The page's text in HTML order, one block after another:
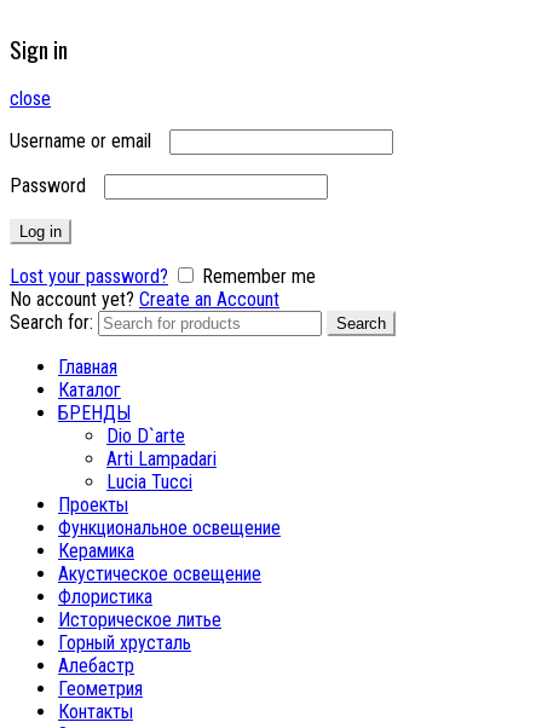
Sign in
close
Username or email
Password
Log in
Lost your password?
Remember me
No account yet? Create an Account
Search for:
Search
Главная
Каталог
БРЕНДЫ
Dio D`arte
Arti Lampadari
Lucia Tucci
Проекты
Функциональное освещение
Керамика
Акустическое освещение
Флористика
Историческое литье
Горный хрусталь
Алебастр
Геометрия
Контакты